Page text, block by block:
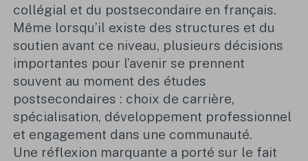
collégial et du postsecondaire en français.
Même lorsqu’il existe des structures et du
soutien avant ce niveau, plusieurs décisions
importantes pour l’avenir se prennent
souvent au moment des études
postsecondaires : choix de carrière,
spécialisation, développement professionnel
et engagement dans une communauté.
Une réflexion marquante a porté sur le fait